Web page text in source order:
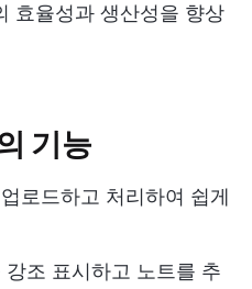
효율성과 생산성을 향상
기능
로드하고 처리하여 쉽게
조 표시하고 노트를 추